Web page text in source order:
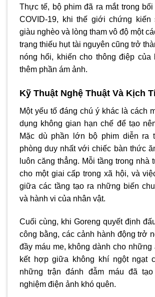
Thực tế, bộ phim đã ra mắt trong
COVID-19, khi thế giới chứng kiến
giàu nghèo và lòng tham vô độ một
trạng thiếu hụt tài nguyên cũng trở
nóng hổi, khiến cho thông điệp của
thêm phần ám ảnh.
Kỹ Thuật Nghệ Thuật Và Kịch
Một yếu tố đáng chú ý khác là cách
dụng không gian hạn chế để tạo
Mặc dù phần lớn bộ phim diễn ra
phòng duy nhất với chiếc bàn thức
luôn căng thẳng. Mỗi tầng trong nhà
cho một giai cấp trong xã hội, và
giữa các tầng tạo ra những biến
và hành vi của nhân vật.
Cuối cùng, khi Goreng quyết định
công bằng, các cảnh hành động trở
đầy máu me, không dành cho
kết hợp giữa không khí ngột ngạt
những trận đánh đẫm máu đã
nghiệm điện ảnh khó quên.